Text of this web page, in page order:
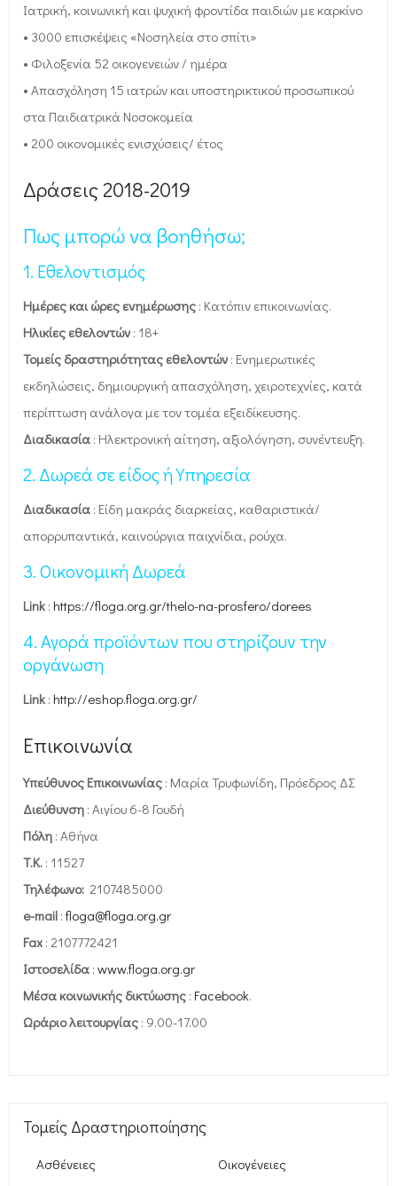
Ιατρική, κοινωνική και ψυχική φροντίδα παιδιών με καρκίνο
• 3000 επισκέψεις «Νοσηλεία στο σπίτι»
• Φιλοξενία 52 οικογενειών / ημέρα
• Απασχόληση 15 ιατρών και υποστηρικτικού προσωπικού
στα Παιδιατρικά Νοσοκομεία
• 200 οικονομικές ενισχύσεις/ έτος
Δράσεις 2018-2019
Πως μπορώ να βοηθήσω;
1. Εθελοντισμός
Ημέρες και ώρες ενημέρωσης : Κατόπιν επικοινωνίας.
Ηλικίες εθελοντών: 18+
Τομείς δραστηριότητας εθελοντών: Ενημερωτικές
εκδηλώσεις, δημιουργική απασχόληση, χειροτεχνίες, κατά
περίπτωση ανάλογα με τον τομέα εξειδίκευσης.
Διαδικασία : Ηλεκτρονική αίτηση, αξιολόγηση, συνέντευξη.
2. Δωρεά σε είδος ή Υπηρεσία
Διαδικασία : Είδη μακράς διαρκείας, καθαριστικά/
απορρυπαντικά, καινούργια παιχνίδια, ρούχα.
3.Οικονομική Δωρεά
Link : https://floga.org.gr/thelo-na-prosfero/dorees
4. Αγορά προϊόντων που στηρίζουν την
οργάνωση
Link : http://eshop.floga.org.gr/
Επικοινωνία
Υπεύθυνος Επικοινωνίας : Μαρία Τρυφωνίδη, Πρόεδρος ΔΣ
Διεύθυνση : Αιγίου 6-8 Γουδή
Πόλη : Αθήνα
Τ.Κ. : 11527
Τηλέφωνο: 2107485000
e-mail : floga@floga.org.gr
Fax : 2107772421
Ιστοσελίδα : www.floga.org.gr
Μέσα κοινωνικής δικτύωσης : Facebook.
Ωράριο λειτουργίας : 9.00-17.00
Τομείς Δραστηριοποίησης
Ασθένειες Οικογένειες